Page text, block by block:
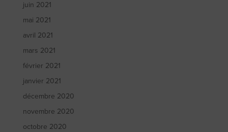
juin 2021
mai 2021
avril 2021
mars 2021
février 2021
janvier 2021
décembre 2020
novembre 2020
octobre 2020